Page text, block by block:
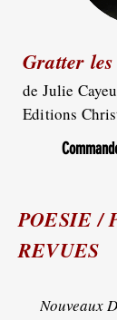
Gratter
de Julie
Editions
POESIE /
REVUES
Nouveaux